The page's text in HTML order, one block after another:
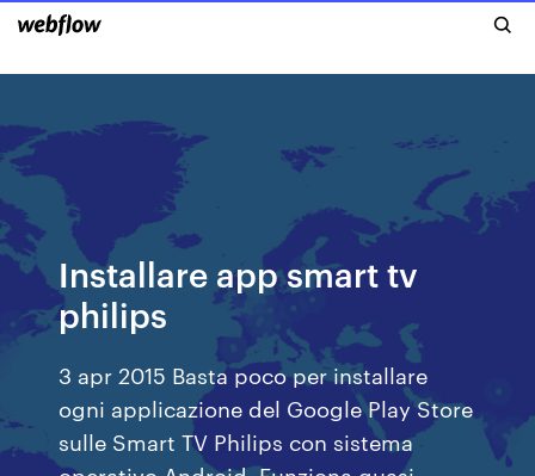
Installare app smart tv
philips
3 apr 2015 Basta poco per installare
ogni applicazione del Google Play Store
sulle Smart TV Philips con sistema